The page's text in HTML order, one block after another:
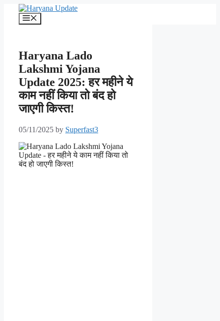
content
Haryana Lado
Lakshmi Yojana
Update 2025: हर महीने ये
काम नहीं किया तो बंद हो
जाएगी किस्त!
05/11/2025 by Superfast3